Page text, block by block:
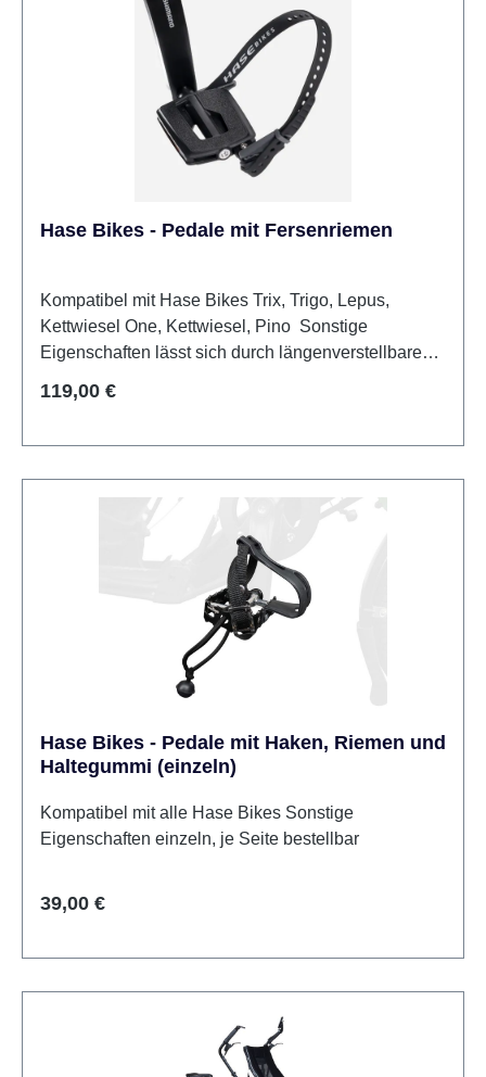
Hase Bikes - Pedale mit Fersenriemen
Kompatibel mit Hase Bikes Trix, Trigo, Lepus,
Kettwiesel One, Kettwiesel, Pino Sonstige
Eigenschaften lässt sich durch längenverstellbaren
Regulärer Preis:
119,00 €
Hase Bikes - Pedale mit Haken, Riemen und
Haltegummi (einzeln)
Kompatibel mit alle Hase Bikes Sonstige
Regulärer Preis:
39,00 €